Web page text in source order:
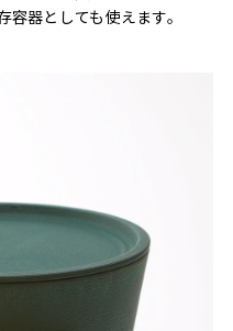
器としても使えます。